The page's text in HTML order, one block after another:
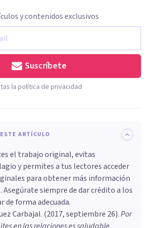
y contenidos exclusivos
Suscríbete
la política de privacidad
ARTÍCULO
el trabajo original, evitas
y permites a tus lectores acceder
para obtener más información
Asegúrate siempre de dar crédito a los
de forma adecuada.
Carbajal. (2017, septiembre 26).Por